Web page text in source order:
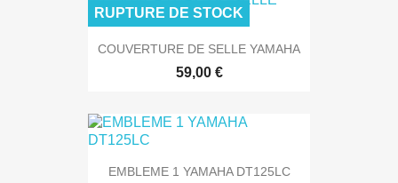
COUVERTURE DE SELLE YAMAHA
59,00 €
RUPTURE DE STOCK
EMBLEME 1 YAMAHA DT125LC